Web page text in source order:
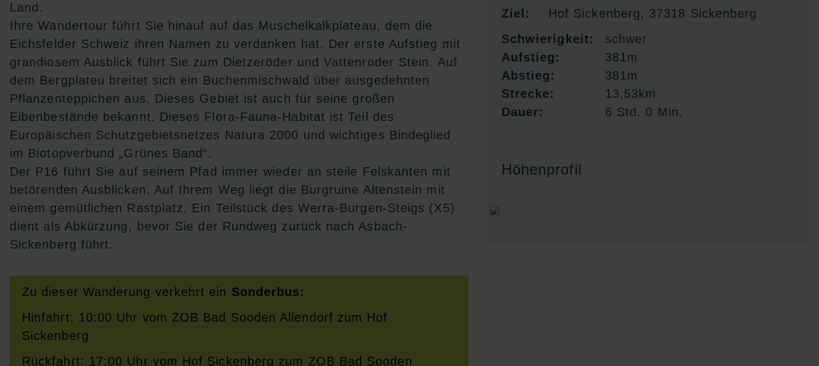
Land.
Ihre Wandertour führt Sie hinauf auf das Muschelkalkplateau, dem die
Eichsfelder Schweiz ihren Namen zu verdanken hat. Der erste Aufstieg mit
grandiosem Ausblick führt Sie zum Dietzeröder und Vattenroder Stein. Auf
dem Bergplateu breitet sich ein Buchenmischwald über ausgedehnten
Pflanzenteppichen aus. Dieses Gebiet ist auch für seine großen
Eibenbestände bekannt. Dieses Flora-Fauna-Habitat ist Teil des
Europäischen Schutzgebietsnetzes Natura 2000 und wichtiges Bindeglied
im Biotopverbund „Grünes Band“.
Der P16 führt Sie auf seinem Pfad immer wieder an steile Felskanten mit
betörenden Ausblicken. Auf Ihrem Weg liegt die Burgruine Altenstein mit
einem gemütlichen Rastplatz. Ein Teilstück des Werra-Burgen-Steigs (X5)
dient als Abkürzung, bevor Sie der Rundweg zurück nach Asbach-
Sickenberg führt.
Zu dieser Wanderung verkehrt ein Sonderbus:
Hinfahrt: 10:00 Uhr vom ZOB Bad Sooden Allendorf zum Hof
Sickenberg
Rückfahrt: 17:00 Uhr vom Hof Sickenberg zum ZOB Bad Sooden
Ziel:
Hof Sickenberg, 37318 Sickenberg
Schwierigkeit:
schwer
Aufstieg:
381m
Abstieg:
381m
Strecke:
13,53km
Dauer:
6 Std. 0 Min.
Höhenprofil